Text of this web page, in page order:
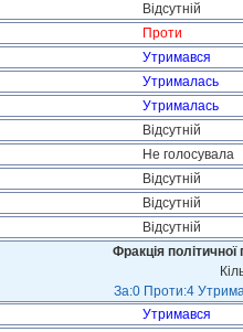
Відсутній
Проти
Утримався
Утрималась
Утрималась
Відсутній
Не голосувала
Відсутній
Відсутній
Відсутній
Фракція
За:0 Проти:4
Утримався